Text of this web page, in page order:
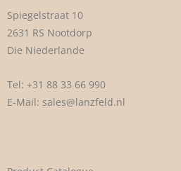
Spiegelstraat 10
2631 RS Nootdorp
Die Niederlande
Tel: +31 88 33 66 990
E-Mail: sales@lanzfeld.nl